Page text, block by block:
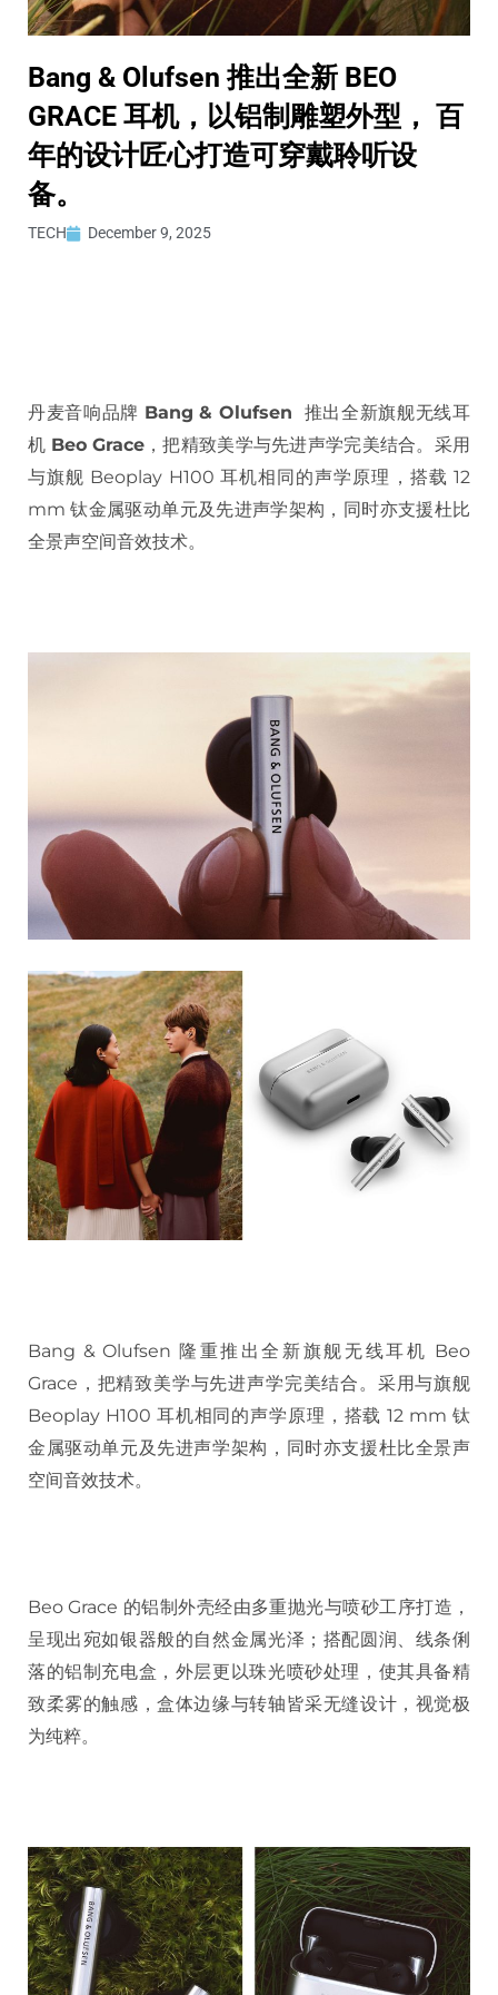
Bang & Olufsen 推出全新 BEO
GRACE 耳机，以铝制雕塑外型， 百
年的设计匠心打造可穿戴聆听设
备。
TECH December 9, 2025
丹麦音响品牌 Bang & Olufsen
推出全新旗舰无线耳
机 Beo Grace，把精致美学与先进声学完美结合。采用
与旗舰 Beoplay H100 耳机相同的声学原理，搭载 12
mm 钛金属驱动单元及先进声学架构，同时亦支援杜比
全景声空间音效技术。
Bang & Olufsen 隆重推出全新旗舰无线耳机 Beo
Grace，把精致美学与先进声学完美结合。采用与旗舰
Beoplay H100 耳机相同的声学原理，搭载 12 mm 钛
金属驱动单元及先进声学架构，同时亦支援杜比全景声
空间音效技术。
Beo Grace 的铝制外壳经由多重抛光与喷砂工序打造，
呈现出宛如银器般的自然金属光泽；搭配圆润、线条俐
落的铝制充电盒，外层更以珠光喷砂处理，使其具备精
致柔雾的触感，盒体边缘与转轴皆采无缝设计，视觉极
为纯粹。